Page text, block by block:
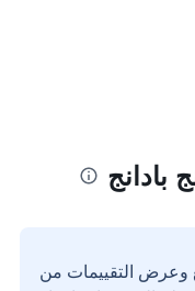
بادانج
وعرض التقييمات من